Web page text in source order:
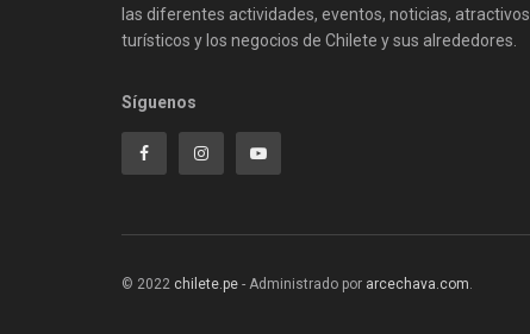
las diferentes actividades, eventos, noticias, atractivos
turísticos y los negocios de Chilete y sus alrededores.
Síguenos
© 2022 chilete.pe - Administrado por arcechava.com.